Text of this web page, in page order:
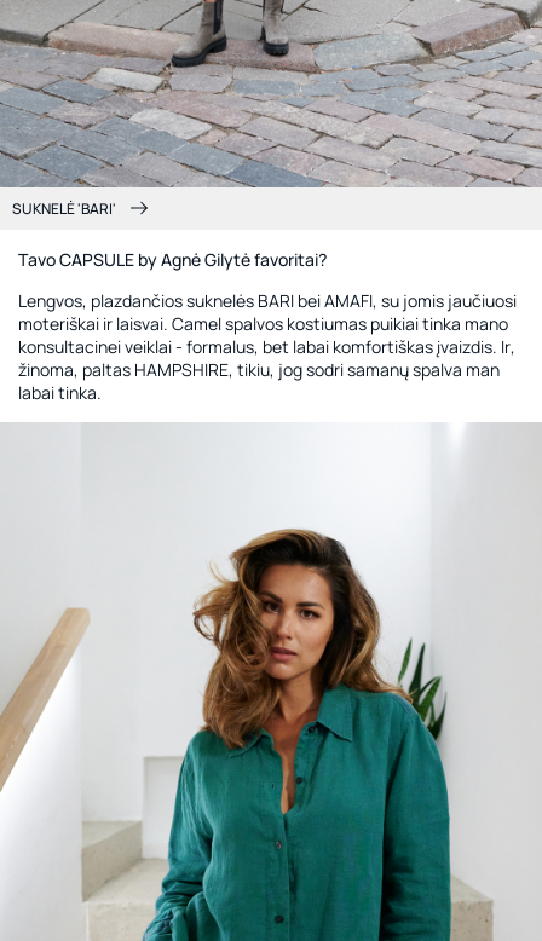
SUKNELĖ 'BARI'
Tavo CAPSULE by Agnė Gilytė favoritai?
Lengvos, plazdančios suknelės BARI bei AMAFI, su jomis jaučiuosi
moteriškai ir laisvai. Camel spalvos kostiumas puikiai tinka mano
konsultacinei veiklai - formalus, bet labai komfortiškas įvaizdis. Ir,
žinoma, paltas HAMPSHIRE, tikiu, jog sodri samanų spalva man
labai tinka.